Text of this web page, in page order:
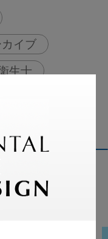
イブ
生士